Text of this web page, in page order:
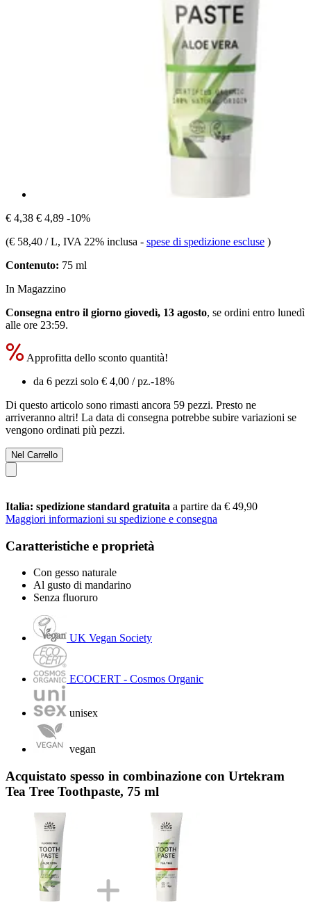
€ 4,38 € 4,89 -10%
(€ 58,40 / L, IVA 22% inclusa - spese di spedizione escluse )
Contenuto: 75 ml
In Magazzino
Consegna entro il giorno giovedì, 13 agosto, se ordini entro lunedì
alle ore 23:59.
Approfitta dello sconto quantità!
da 6 pezzi solo € 4,00 / pz.-18%
Di questo articolo sono rimasti ancora 59 pezzi. Presto ne
arriveranno altri! La data di consegna potrebbe subire variazioni se
vengono ordinati più pezzi.
Nel Carrello
Italia: spedizione standard gratuita a partire da € 49,90
Maggiori informazioni su spedizione e consegna
Caratteristiche e proprietà
Con gesso naturale
Al gusto di mandarino
Senza fluoruro
UK Vegan Society
ECOCERT - Cosmos Organic
unisex
vegan
Acquistato spesso in combinazione con Urtekram
Tea Tree Toothpaste, 75 ml